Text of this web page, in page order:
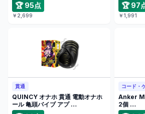
🏆 95点
￥2,699
🏆 97
￥1,991
貫通
QUINCY オナホ 貫通 電動オナホ
ール 亀頭バイブ アプ …
コード・
Anker
2個 …